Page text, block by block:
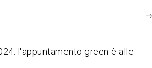
l'appuntamento green è alle